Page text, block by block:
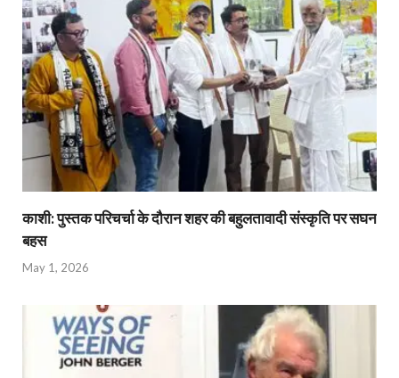
काशी: पुस्तक परिचर्चा के दौरान शहर की बहुलतावादी संस्कृति पर सघन
बहस
May 1, 2026